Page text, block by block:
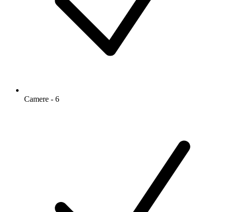
Camere - 6